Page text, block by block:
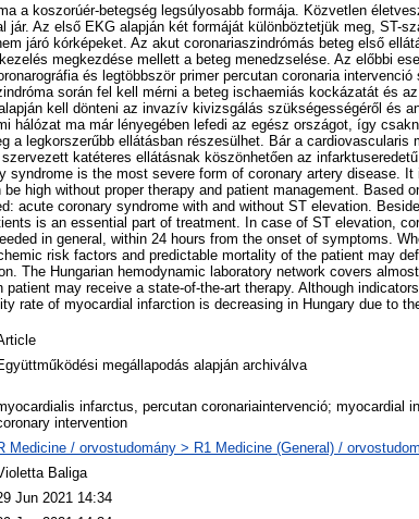
a koszorúér-betegség legsúlyosabb formája. Közvetlen
jár. Az első EKG alapján két formáját különböztetjük meg, ST-
járó kórképeket. Az akut coronariaszindrómás beteg első
megkezdése mellett a beteg menedzselése. Az előbbi
és legtöbbször primer percutan coronaria intervenció
során fel kell mérni a beteg ischaemiás kockázatát és
kell dönteni az invazív kivizsgálás szükségességéről és
hálózat ma már lényegében lefedi az egész országot, így
a legkorszerűbb ellátásban részesülhet. Bár a cardiovascularis
katéteres ellátásnak köszönhetően az
syndrome is the most severe form of coronary artery disease.
high without proper therapy and patient management. Based
acute coronary syndrome with and without ST elevation.
is an essential part of treatment. In case of ST elevation,
in general, within 24 hours from the onset of symptoms.
risk factors and predictable mortality of the patient may
The Hungarian hemodynamic laboratory network covers
patient may receive a state-of-the-art therapy. Although
rate of myocardial infarction is decreasing in Hungary due to
megállapodás alapján archiválva
infarctus, percutan coronariaintervenció; myocardial
intervention
Medicine / orvostudomány > R1 Medicine (General) /
Baliga
Jun 2021 14:34